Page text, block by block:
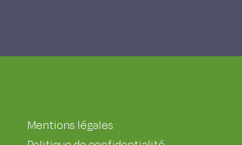
Mentions légales